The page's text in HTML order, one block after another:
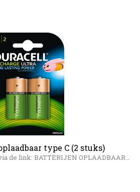
type C (2 stuks)
de link: BATTERIJEN OPLAADBAAR…